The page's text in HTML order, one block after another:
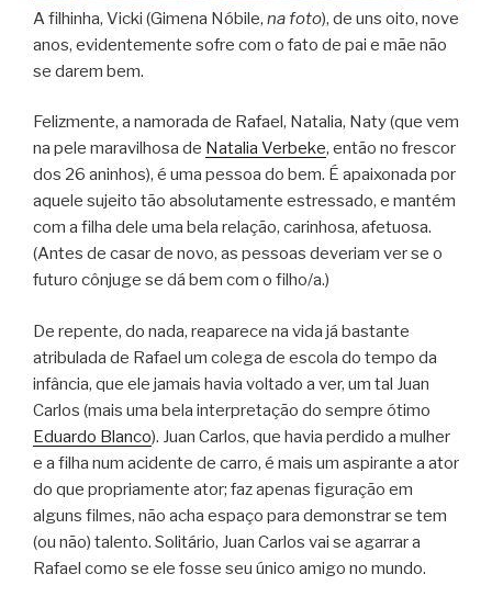
A filhinha, Vicki (Gimena Nóbile, na foto), de uns oito, nove
anos, evidentemente sofre com o fato de pai e mãe não
se darem bem.
Felizmente, a namorada de Rafael, Natalia, Naty (que vem
na pele maravilhosa de Natalia Verbeke, então no frescor
dos 26 aninhos), é uma pessoa do bem. É apaixonada por
aquele sujeito tão absolutamente estressado, e mantém
com a filha dele uma bela relação, carinhosa, afetuosa.
(Antes de casar de novo, as pessoas deveriam ver se o
futuro cônjuge se dá bem com o filho/a.)
De repente, do nada, reaparece na vida já bastante
atribulada de Rafael um colega de escola do tempo da
infância, que ele jamais havia voltado a ver, um tal Juan
Carlos (mais uma bela interpretação do sempre ótimo
Eduardo Blanco). Juan Carlos, que havia perdido a mulher
e a filha num acidente de carro, é mais um aspirante a ator
do que propriamente ator; faz apenas figuração em
alguns filmes, não acha espaço para demonstrar se tem
(ou não) talento. Solitário, Juan Carlos vai se agarrar a
Rafael como se ele fosse seu único amigo no mundo.